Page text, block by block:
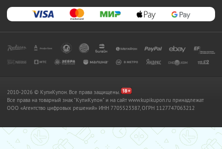
2010-2026 © КупиКупон. Все права защищены.
Все права на товарный знак "КупиКупон" и на сайт www.kupikupon.ru принадлежат
OOO «Агентство цифровых решений» ИНН 7705523387, ОГРН 1127747063212